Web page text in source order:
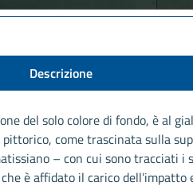
Descrizione
del solo colore di fondo, è al
come trascinata sulla
– con cui sono tracciati i
è affidato il carico